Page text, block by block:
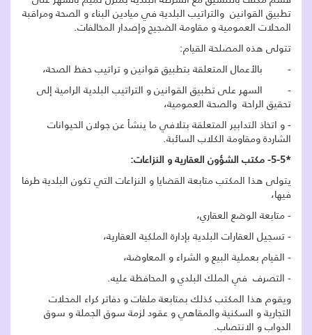
تطبيق القوانين والتراتيب البلدية في ميادين البناء و الصحة ومراقبة
المحلات العمومية و مقاومة الضجيج وإصدار المخالفات.
تتولى هذه المصلحة القيام:
- بالأعمال المتعلقة بتطبيق قوانين و تراتيب حفظ الصحة،
- السهر على تطبيق القوانين و التراتيب البلدية الرامية إلى
تحقيق الراحة والصحة العمومية،
- و اتخاذ التدابير المتعلقة بتلافي ما ينشأ عن جولان الحيوانات
الشاردة ومقاومة الكلاب السائبة.
*5-5- مكتب الشؤون العقارية و النزاعات:
يتولى هذا المكتب متابعة القضايا و النزاعات التي تكون البلدية طرفا
فيها،
- متابعة الوضع العقاري،
- تسجيل العقارات البلدية بإدارة الملكية العقارية،
- القيام بعملية البيع و الشراء و المعاوضة،
- التصرف في الملك البلدي و المحافظة عليه.
ويقوم هذا المكتب كذلك بمتابعة ملفات و دفاتر كراء المحلات
التجارية و السكنية والمقاهي و عقود لزمة سوق الجملة و سوق
الدواب و الانتصاب.